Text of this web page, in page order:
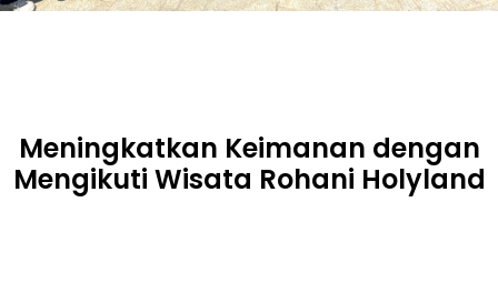
Meningkatkan Keimanan dengan
Mengikuti Wisata Rohani Holyland